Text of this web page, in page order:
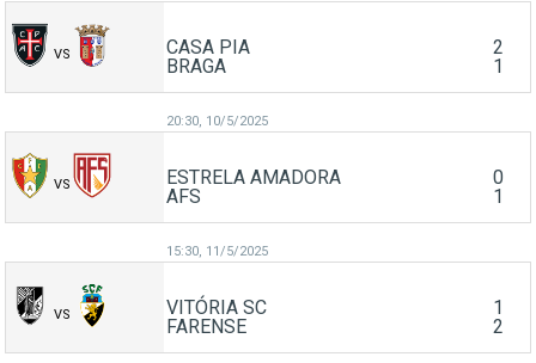
VS CASA PIA
2
BRAGA
1
20:30, 10/5/2025
VS ESTRELA AMADORA
0
AFS
1
15:30, 11/5/2025
VS VITÓRIA SC
1
FARENSE
2